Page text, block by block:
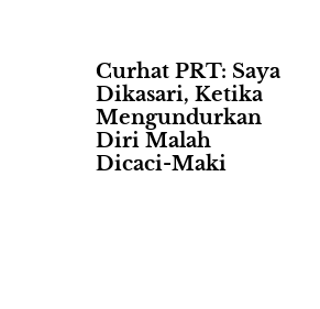
Curhat PRT: Saya
Dikasari, Ketika
Mengundurkan
Diri Malah
Dicaci-Maki